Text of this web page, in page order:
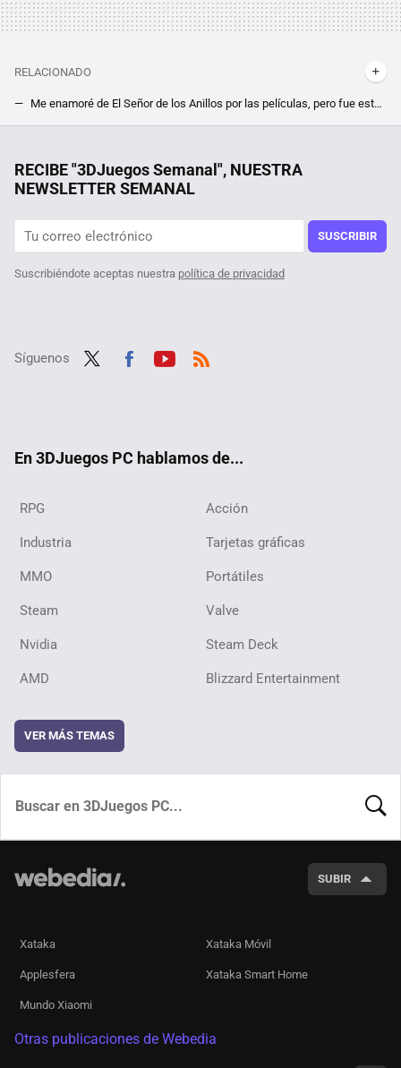
RELACIONADO
Me enamoré de El Señor de los Anillos por las películas, pero fue este juego el que me animó a leer los libros
RECIBE "3DJuegos Semanal", NUESTRA
NEWSLETTER SEMANAL
SUSCRIBIR
Suscribiéndote aceptas nuestra política de privacidad
Síguenos
En 3DJuegos PC hablamos de...
RPG Acción
Industria Tarjetas gráficas
MMO Portátiles
Steam Valve
Nvidia Steam Deck
AMD Blizzard Entertainment
VER MÁS TEMAS
SUBIR
Xataka Xataka Móvil
Applesfera Xataka Smart Home
Mundo Xiaomi
Otras publicaciones de Webedia